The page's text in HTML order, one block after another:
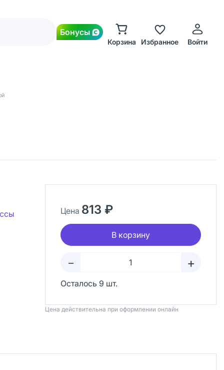
Бонусы
Корзина Избранное Войти
Цена 813 ₽
В корзину
– +
Осталось 9 шт.
Цена действительна при оформлении онлайн